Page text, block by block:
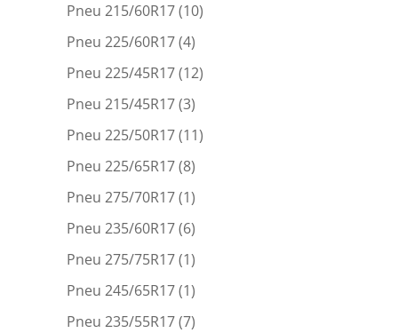
Pneu 215/60R17(10)
Pneu 225/60R17(4)
Pneu 225/45R17(12)
Pneu 215/45R17(3)
Pneu 225/50R17(11)
Pneu 225/65R17(8)
Pneu 275/70R17(1)
Pneu 235/60R17(6)
Pneu 275/75R17(1)
Pneu 245/65R17(1)
Pneu 235/55R17(7)